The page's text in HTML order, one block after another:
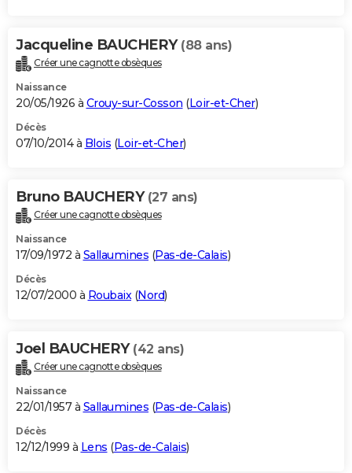
Jacqueline BAUCHERY (88 ans)
Créer une cagnotte obsèques
Naissance
20/05/1926 à Crouy-sur-Cosson (Loir-et-Cher)
Décès
07/10/2014 à Blois (Loir-et-Cher)
Bruno BAUCHERY (27 ans)
Créer une cagnotte obsèques
Naissance
17/09/1972 à Sallaumines (Pas-de-Calais)
Décès
12/07/2000 à Roubaix(Nord)
Joel BAUCHERY (42 ans)
Créer une cagnotte obsèques
Naissance
22/01/1957 à Sallaumines (Pas-de-Calais)
Décès
12/12/1999 à Lens (Pas-de-Calais)